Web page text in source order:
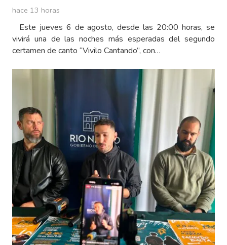
hace 13 horas
Este jueves 6 de agosto, desde las 20:00 horas, se
vivirá una de las noches más esperadas del segundo
certamen de canto “Vivilo Cantando”, con…